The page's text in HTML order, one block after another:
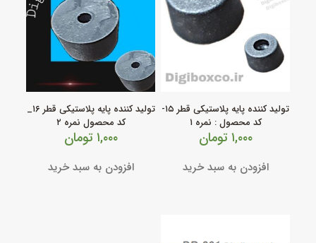
تولید کننده پایه پلاستیکی قطر ۱۵-
کد محصول : نمره ۱
۱,۰۰۰ تومان
افزودن به سبد خرید
تولید کننده پایه پلاستیکی قطر ۱۶_
کد محصول نمره ۲
۱,۰۰۰ تومان
افزودن به سبد خرید